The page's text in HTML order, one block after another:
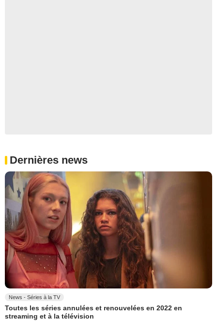
Dernières news
News - Séries à la TV
Toutes les séries annulées et renouvelées en 2022 en
streaming et à la télévision